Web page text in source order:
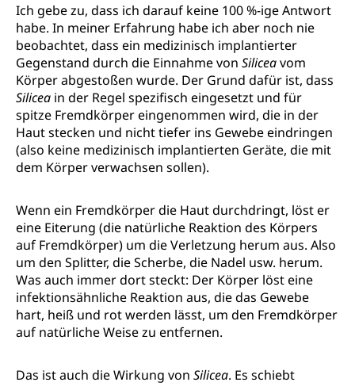
Ich gebe zu, dass ich darauf keine 100 %-ige Antwort
habe. In meiner Erfahrung habe ich aber noch nie
beobachtet, dass ein medizinisch implantierter
Gegenstand durch die Einnahme von Siliceavom
Körper abgestoßen wurde. Der Grund dafür ist, dass
Silicea in der Regel spezifisch eingesetzt und für
spitze Fremdkörper eingenommen wird, die in der
Haut stecken und nicht tiefer ins Gewebe eindringen
(also keine medizinisch implantierten Geräte, die mit
dem Körper verwachsen sollen).
Wenn ein Fremdkörper die Haut durchdringt, löst er
eine Eiterung (die natürliche Reaktion des Körpers
auf Fremdkörper) um die Verletzung herum aus. Also
um den Splitter, die Scherbe, die Nadel usw. herum.
Was auch immer dort steckt: Der Körper löst eine
infektionsähnliche Reaktion aus, die das Gewebe
hart, heiß und rot werden lässt, um den Fremdkörper
auf natürliche Weise zu entfernen.
Das ist auch die Wirkung von Silicea. Es schiebt